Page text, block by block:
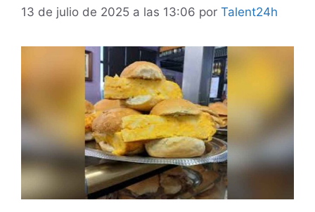
13 de julio de 2025 a las 13:06 por Talent24h